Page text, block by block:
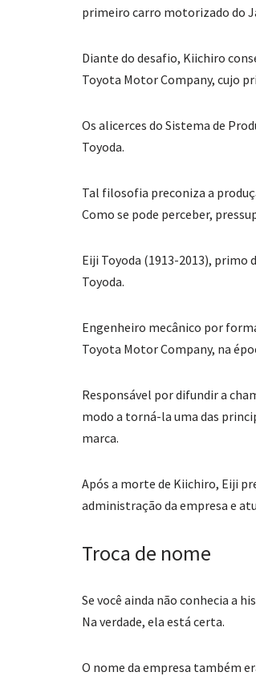
primeiro carro motorizado do
Diante do desafio, Kiichiro
Toyota Motor Company, cujo
Os alicerces do Sistema de
Toyoda.
Tal filosofia preconiza a
Como se pode perceber,
Eiji Toyoda (1913-2013),
Toyoda.
Engenheiro mecânico por
Toyota Motor Company, na
Responsável por difundir a
modo a torná-la uma das
marca.
Após a morte de Kiichiro, Eiji
administração da empresa e
Troca de nome
Se você ainda não conhecia a
Na verdade, ela está certa.
O nome da empresa também